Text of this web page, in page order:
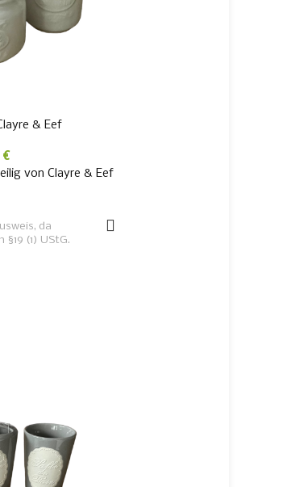
& Eef
€
von Clayre & Eef
da
(1) UStG.